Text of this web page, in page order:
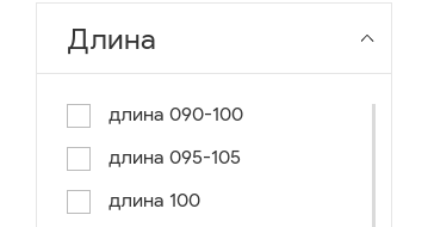
Длина
длина 090-100
длина 095-105
длина 100